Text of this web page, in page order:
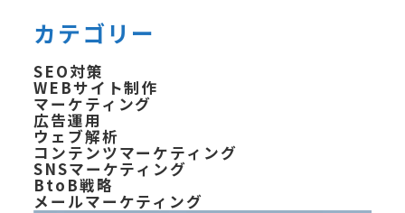
WEBコンサルティング
WEBマーケティング代行
カテゴリー
SEO対策
WEBサイト制作
マーケティング
広告運用
ウェブ解析
コンテンツマーケティング
SNSマーケティング
BtoB戦略
メールマーケティング